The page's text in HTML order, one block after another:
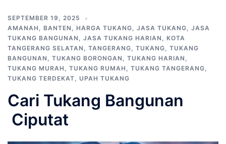
SEPTEMBER 19, 2025
AMANAH , BANTEN , HARGA TUKANG, JASA TUKANG, JASA
TUKANG BANGUNAN , JASA TUKANG HARIAN , KOTA
TANGERANG SELATAN , TANGERANG, TUKANG, TUKANG
BANGUNAN , TUKANG BORONGAN , TUKANG HARIAN ,
TUKANG MURAH , TUKANG RUMAH , TUKANG TANGERANG,
TUKANG TERDEKAT, UPAH TUKANG
Cari Tukang Bangunan
Ciputat